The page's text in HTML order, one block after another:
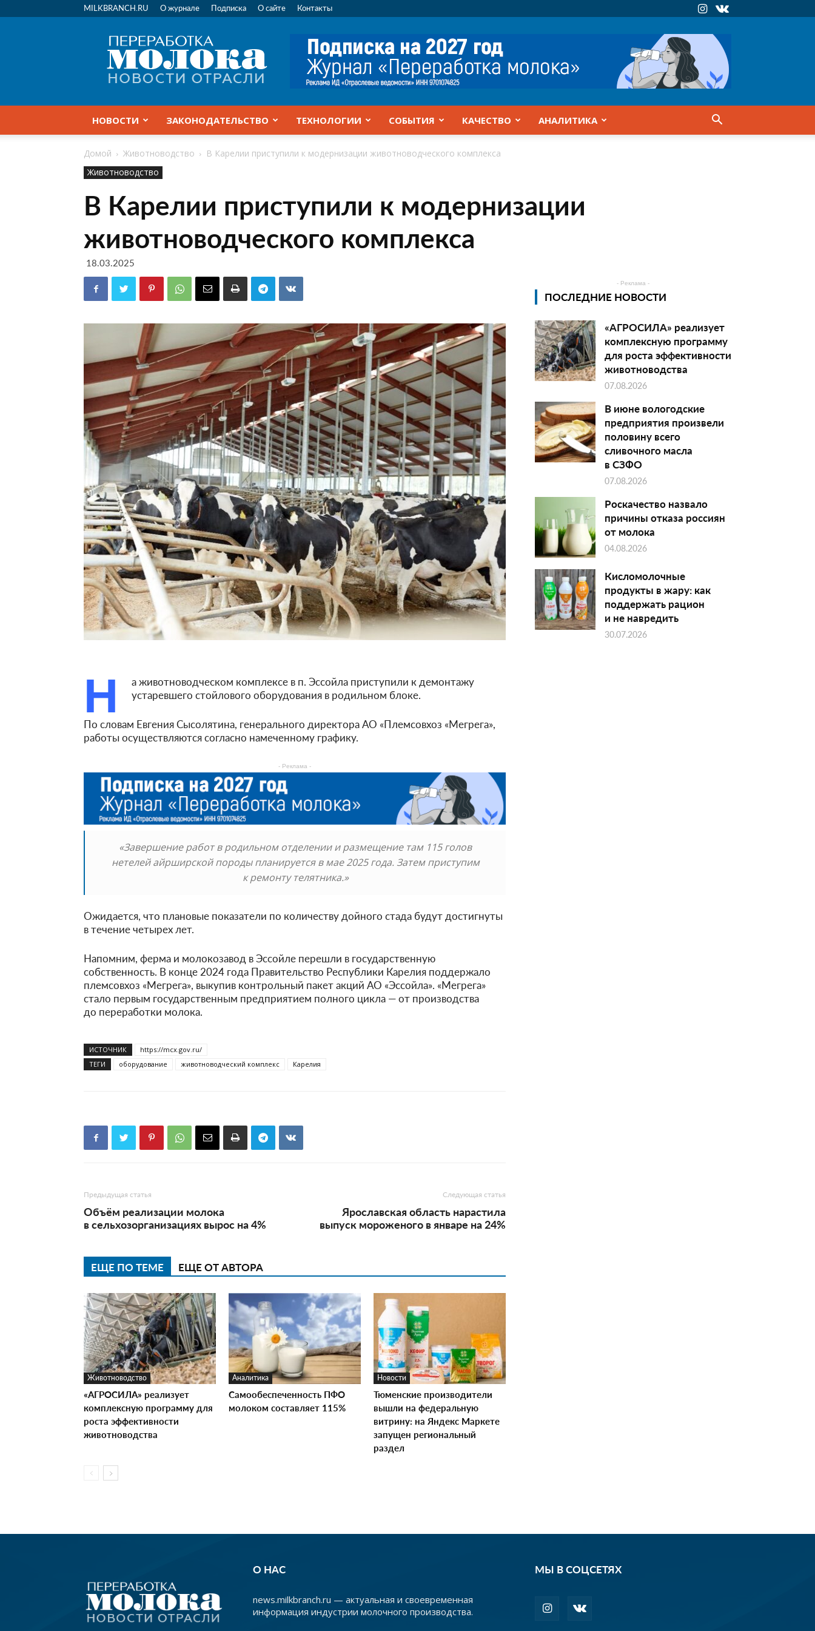
MILKBRANCH.RU О журнале Подписка О сайте Контакты
Переработка
молока
|
Новости
НОВОСТИ ЗАКОНОДАТЕЛЬСТВО ТЕХНОЛОГИИ СОБЫТИЯ КАЧЕСТВО АНАЛИТИКА
Домой Животноводство
В Карелии приступили к модернизации животноводческого комплекса
Животноводство
В Карелии приступили к модернизации
животноводческого комплекса
18.03.2025
Н
а животноводческом комплексе в п. Эссойла приступили к демонтажу
устаревшего стойлового оборудования в родильном блоке.
По словам Евгения Сысолятина, генерального директора АО «Племсовхоз «Мегрега»,
работы осуществляются согласно намеченному графику.
- Реклама -
«Завершение работ в родильном отделении и размещение там 115 голов
нетелей айрширской породы планируется в мае 2025 года. Затем приступим
к ремонту телятника.»
Ожидается, что плановые показатели по количеству дойного стада будут достигнуты
в течение четырех лет.
Напомним, ферма и молокозавод в Эссойле перешли в государственную
собственность. В конце 2024 года Правительство Республики Карелия поддержало
племсовхоз «Мегрега», выкупив контрольный пакет акций АО «Эссойла». «Мегрега»
стало первым государственным предприятием полного цикла — от производства
до переработки молока.
ИСТОЧНИК
https://mcx.gov.ru/
ТЕГИ
оборудование животноводческий комплекс Карелия
Предыдущая статья
Объём реализации молока
в сельхозорганизациях вырос на 4%
Следующая статья
Ярославская область нарастила
выпуск мороженого в январе на 24%
ЕЩЕ ПО ТЕМЕ ЕЩЕ ОТ АВТОРА
Животноводство
«АГРОСИЛА» реализует
комплексную программу для
роста эффективности
животноводства
Аналитика
Самообеспеченность ПФО
молоком составляет 115%
Новости
Тюменские производители
вышли на федеральную
витрину: на Яндекс Маркете
запущен региональный
раздел
- Реклама -
ПОСЛЕДНИЕ НОВОСТИ
«АГРОСИЛА» реализует
комплексную программу
для роста эффективности
животноводства
07.08.2026
В июне вологодские
предприятия произвели
половину всего
сливочного масла
в СЗФО
07.08.2026
Роскачество назвало
причины отказа россиян
от молока
04.08.2026
Кисломолочные
продукты в жару: как
поддержать рацион
и не навредить
30.07.2026
О НАС
news.milkbranch.ru — актуальная и своевременная
информация индустрии молочного производства.
МЫ В СОЦСЕТЯХ